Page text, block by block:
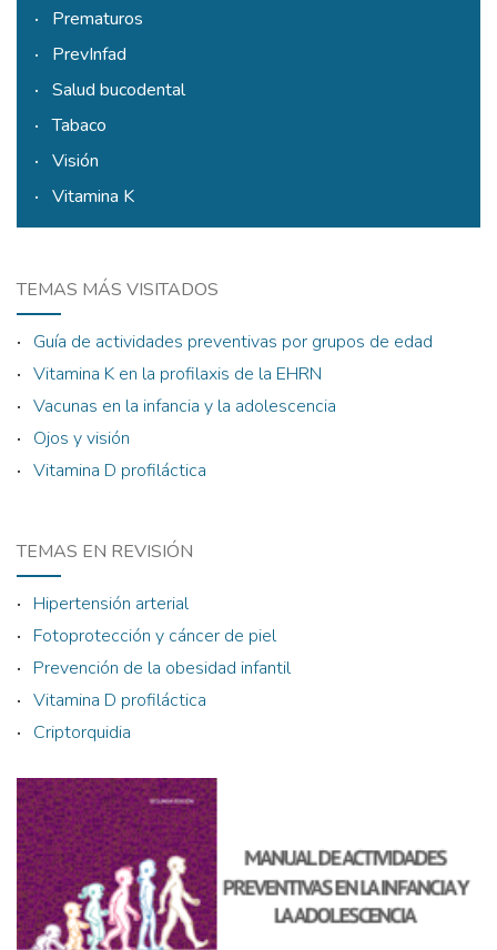
Prematuros
PrevInfad
Salud bucodental
Tabaco
Visión
Vitamina K
TEMAS MÁS VISITADOS
Guía de actividades preventivas por grupos de edad
Vitamina K en la profilaxis de la EHRN
Vacunas en la infancia y la adolescencia
Ojos y visión
Vitamina D profiláctica
TEMAS EN REVISIÓN
Hipertensión arterial
Fotoprotección y cáncer de piel
Prevención de la obesidad infantil
Vitamina D profiláctica
Criptorquidia